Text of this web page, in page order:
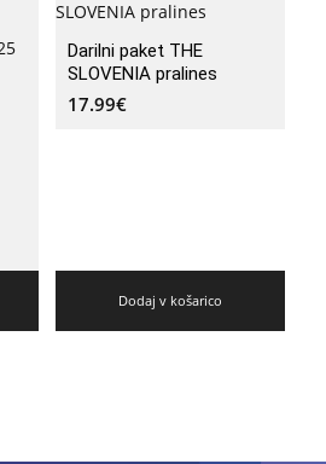
Darilni paket THE
SLOVENIA pralines
17.99€
Dodaj v košarico